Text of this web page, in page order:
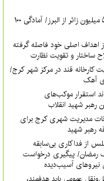
پیش‌بینی عبور ۵ میلیون زائر از البرز/ آمادگی ۱۰۰
اهداف اصلی خود فاصله گرفته
ساختار و تقویت نظارت
کارخانه قند در مرکز شهر کرج/
آهک
استقرار موکب‌های
رهبر شهید انقلاب
مدیریت شهری کرج برای
رهبر شهید
از فداکاری بی‌سابقه
رمضان/ پیگیری درخواست
نیروهای آسیب‌دیده